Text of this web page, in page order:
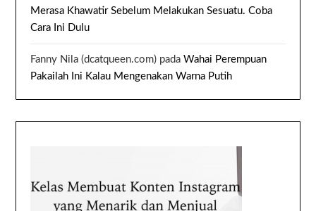
Merasa Khawatir Sebelum Melakukan Sesuatu. Coba
Cara Ini Dulu
Fanny Nila (dcatqueen.com) padaWahai Perempuan
Pakailah Ini Kalau Mengenakan Warna Putih